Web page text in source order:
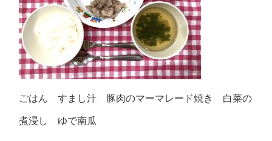
ごはん すまし汁 豚肉のマーマレード焼き 白菜の
煮浸し ゆで南瓜